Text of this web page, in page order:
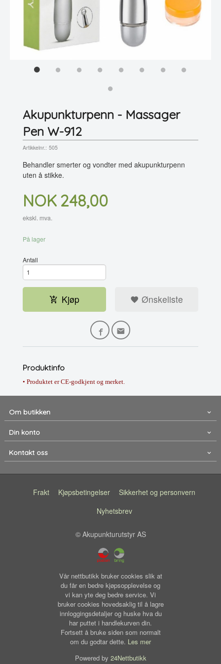
Akupunkturpenn - Massager
Pen W-912
Artikkelnr.: 505
Behandler smerter og vondter med akupunkturpenn
uten å stikke.
Pris
NOK 248,00
ekskl. mva.
På lager
Antall
Kjøp Ønskeliste
Produktinfo
• Produktet er CE-godkjent og merket.
Om butikken
Din konto
Kontakt oss
Frakt Kjøpsbetingelser
Sikkerhet og personvern
Nyhetsbrev
© Akupunkturutstyr AS
Vår nettbutikk bruker cookies slik at
du får en bedre kjøpsopplevelse og
vi kan yte deg bedre service. Vi
bruker cookies hovedsaklig til å lagre
innloggingsdetaljer og huske hva du
har puttet i handlekurven din.
Fortsett å bruke siden som normalt
om du godtar dette. Les mer
Powered by 24Nettbutikk